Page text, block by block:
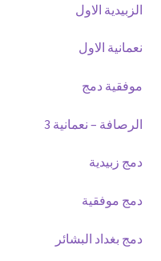
الزبيدية الاول
نعمانية الاول
موفقية دمج
الرصافة – نعمانية 3
دمج زبيدية
دمج موفقية
دمج بغداد البشائر